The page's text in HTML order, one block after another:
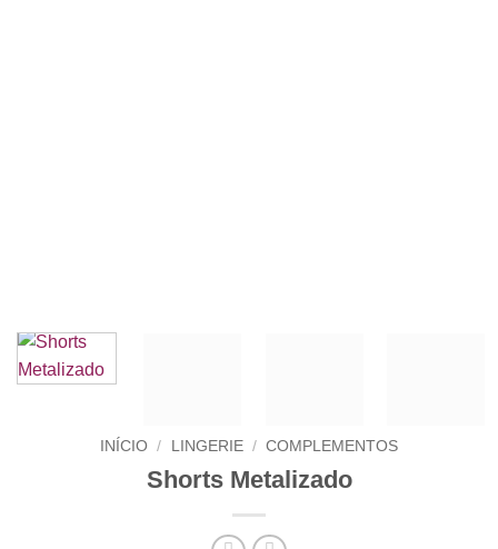
INÍCIO / LINGERIE / COMPLEMENTOS
Shorts Metalizado